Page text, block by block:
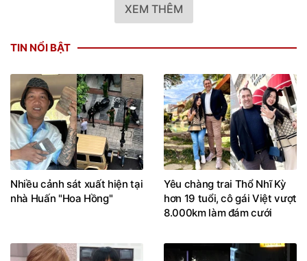
XEM THÊM
TIN NỔI BẬT
Nhiều cảnh sát xuất hiện tại
nhà Huấn "Hoa Hồng"
Yêu chàng trai Thổ Nhĩ Kỳ
hơn 19 tuổi, cô gái Việt vượt
8.000km làm đám cưới